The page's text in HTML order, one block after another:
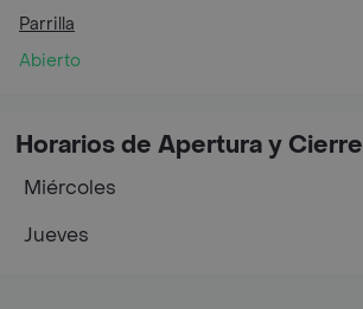
Parrilla
Abierto
Horarios de Apertura y Cierre
Miércoles
Jueves